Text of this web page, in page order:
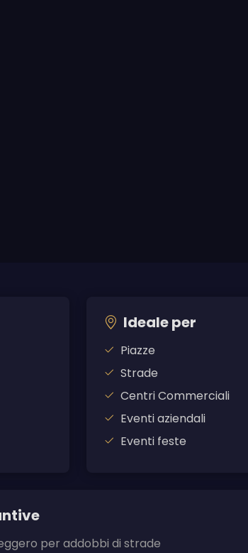
Ideale per
Piazze
Strade
Centri Commerciali
Eventi aziendali
Eventi feste
per addobbi di strade